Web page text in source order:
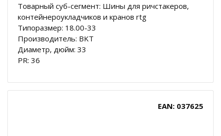
Товарный суб-сегмент: Шины для ричстакеров,
контейнероукладчиков и кранов rtg
Типоразмер: 18.00-33
Производитель: BKT
Диаметр, дюйм: 33
PR: 36
EAN: 037625